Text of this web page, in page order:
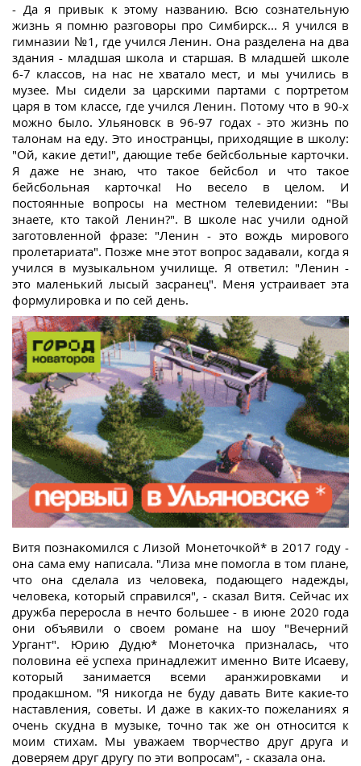
- Да я привык к этому названию. Всю сознательную
жизнь я помню разговоры про Симбирск... Я учился в
гимназии №1, где учился Ленин. Она разделена на два
здания - младшая школа и старшая. В младшей школе
6-7 классов, на нас не хватало мест, и мы учились в
музее. Мы сидели за царскими партами с портретом
царя в том классе, где учился Ленин. Потому что в 90-х
можно было. Ульяновск в 96-97 годах - это жизнь по
талонам на еду. Это иностранцы, приходящие в школу:
"Ой, какие дети!", дающие тебе бейсбольные карточки.
Я даже не знаю, что такое бейсбол и что такое
бейсбольная карточка! Но весело в целом. И
постоянные вопросы на местном телевидении: "Вы
знаете, кто такой Ленин?". В школе нас учили одной
заготовленной фразе: "Ленин - это вождь мирового
пролетариата". Позже мне этот вопрос задавали, когда я
учился в музыкальном училище. Я ответил: "Ленин -
это маленький лысый засранец". Меня устраивает эта
формулировка и по сей день.
Витя познакомился с Лизой Монеточкой* в 2017 году -
она сама ему написала. "Лиза мне помогла в том плане,
что она сделала из человека, подающего надежды,
человека, который справился", - сказал Витя. Сейчас их
дружба переросла в нечто большее - в июне 2020 года
они объявили о своем романе на шоу "Вечерний
Ургант". Юрию Дудю* Монеточка призналась, что
половина её успеха принадлежит именно Вите Исаеву,
который занимается всеми аранжировками и
продакшном. "Я никогда не буду давать Вите какие-то
наставления, советы. И даже в каких-то пожеланиях я
очень скудна в музыке, точно так же он относится к
моим стихам. Мы уважаем творчество друг друга и
доверяем друг другу по эти вопросам", - сказала она.